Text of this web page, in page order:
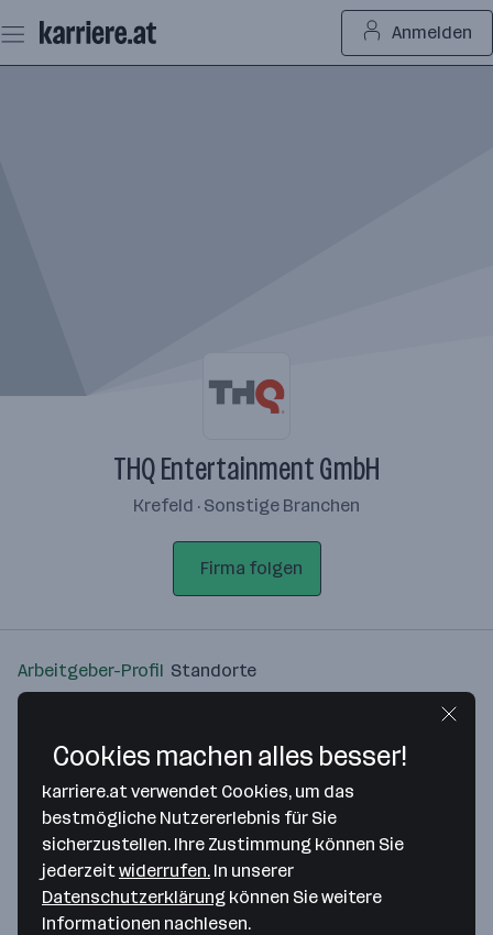
Seiteninhalt
springen
Anmelden
THQ Entertainment GmbH
Krefeld · Sonstige Branchen
Firma folgen
Arbeitgeber-Profil Standorte
Bitte stimme unseren Cookie-
Richtlinien zu, um diese Karte
anzuzeigen.
Cookies machen alles besser!
karriere.at verwendet Cookies, um das
bestmögliche Nutzererlebnis für Sie
sicherzustellen. Ihre Zustimmung können Sie
jederzeitwiderrufen. In unserer
Datenschutzerklärung können Sie weitere
Informationen nachlesen.